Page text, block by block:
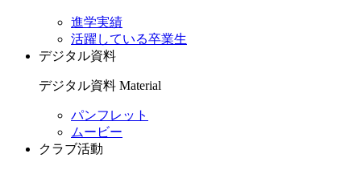
進学実績
活躍している卒業生
デジタル資料
デジタル資料 Material
パンフレット
ムービー
クラブ活動